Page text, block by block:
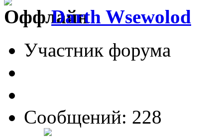
Darth Wsewolod
Участник форума
Сообщений: 228